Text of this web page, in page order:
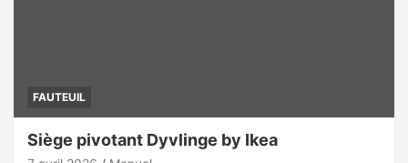
FAUTEUIL
Siège pivotant Dyvlinge by Ikea